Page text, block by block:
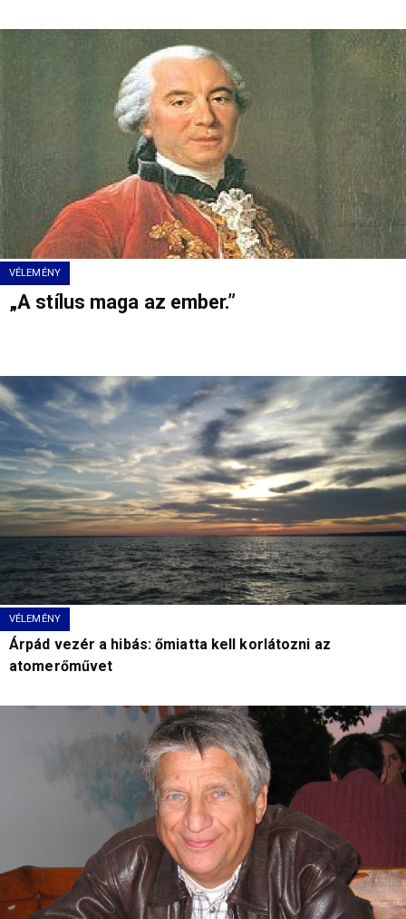
VÉLEMÉNY
„A stílus maga az ember.”
VÉLEMÉNY
Árpád vezér a hibás: őmiatta kell korlátozni az
atomerőművet